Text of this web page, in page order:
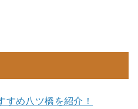
め八ツ橋を紹介！